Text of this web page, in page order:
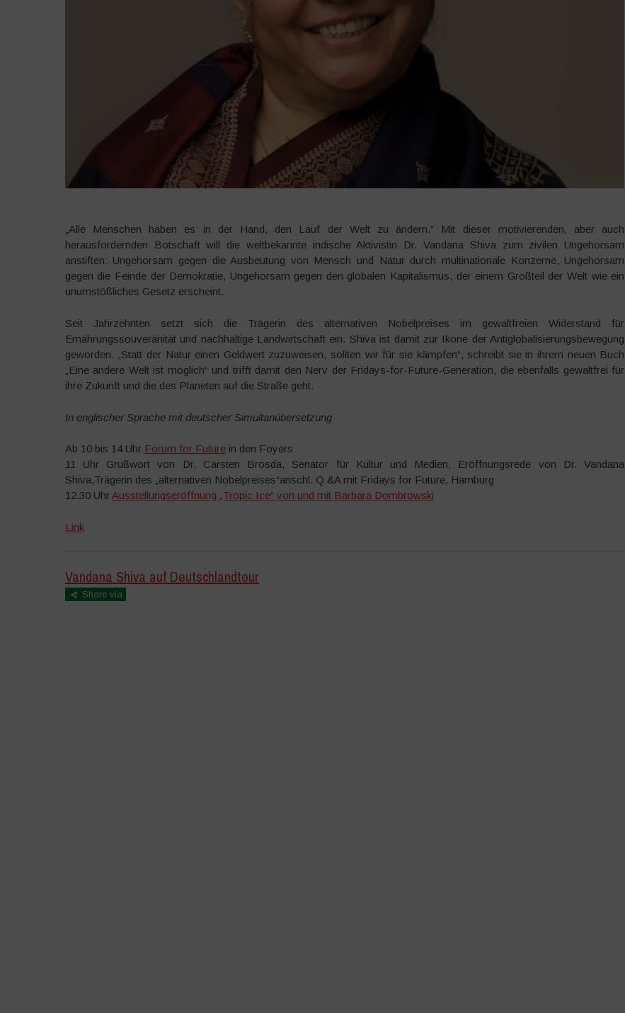
„Alle Menschen haben es in der Hand, den Lauf der Welt zu ändern.“ Mit dieser motivierenden, aber auch
herausfordernden Botschaft will die weltbekannte indische Aktivistin Dr. Vandana Shiva zum zivilen Ungehorsam
anstiften: Ungehorsam gegen die Ausbeutung von Mensch und Natur durch multinationale Konzerne, Ungehorsam
gegen die Feinde der Demokratie, Ungehorsam gegen den globalen Kapitalismus, der einem Großteil der Welt wie ein
unumstößliches Gesetz erscheint.
Seit Jahrzehnten setzt sich die Trägerin des alternativen Nobelpreises im gewaltfreien Widerstand für
Ernährungssouveränität und nachhaltige Landwirtschaft ein. Shiva ist damit zur Ikone der Antiglobalisierungsbewegung
geworden. „Statt der Natur einen Geldwert zuzuweisen, sollten wir für sie kämpfen“, schreibt sie in ihrem neuen Buch
„Eine andere Welt ist möglich“ und trifft damit den Nerv der Fridays-for-Future-Generation, die ebenfalls gewaltfrei für
ihre Zukunft und die des Planeten auf die Straße geht.
In englischer Sprache mit deutscher Simultanübersetzung
Ab 10 bis 14 Uhr Forum for Futurein den Foyers
11 Uhr Grußwort von Dr. Carsten Brosda, Senator für Kultur und Medien, Eröffnungsrede von Dr. Vandana
Shiva,Trägerin des „alternativen Nobelpreises“anschl. Q &A mit Fridays for Future, Hamburg
12.30 Uhr Ausstellungseröffnung „Tropic Ice“ von und mit Barbara Dombrowski
Link
Vandana Shiva auf Deutschlandtour
Share via